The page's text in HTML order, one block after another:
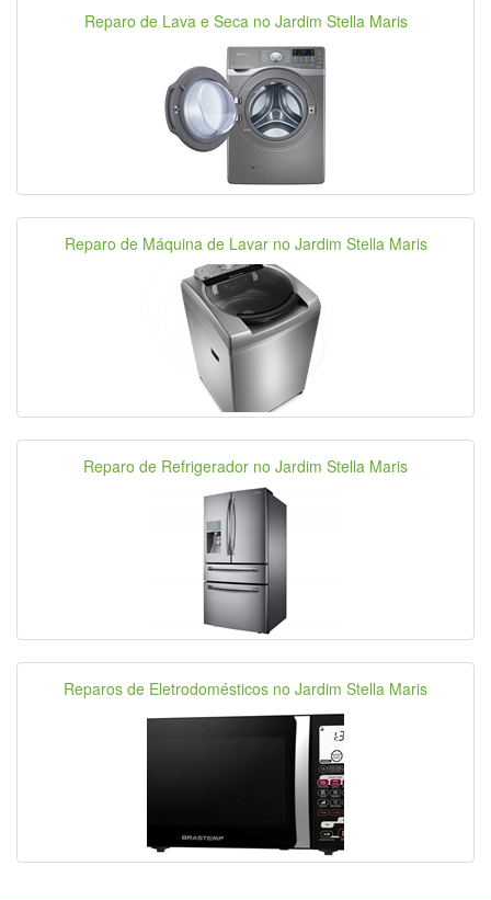
Reparo de Lava e Seca no Jardim Stella Maris
Reparo de Máquina de Lavar no Jardim Stella Maris
Reparo de Refrigerador no Jardim Stella Maris
Reparos de Eletrodomésticos no Jardim Stella Maris